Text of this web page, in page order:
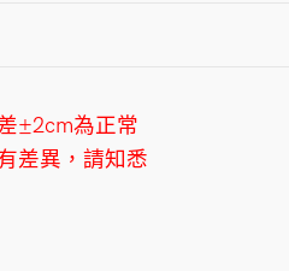
±2cm為正常
差異，請知悉